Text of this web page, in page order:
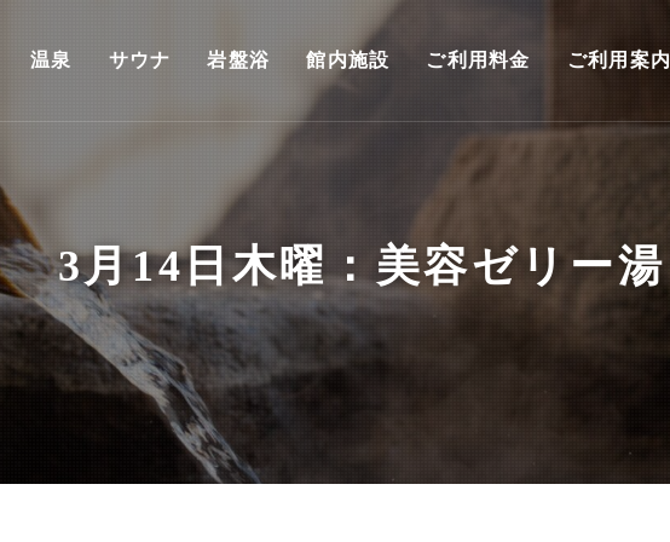
温泉 サウナ 岩盤浴 館内施設 ご利用料金 ご利用案内
3月14日木曜：美容ゼリー湯